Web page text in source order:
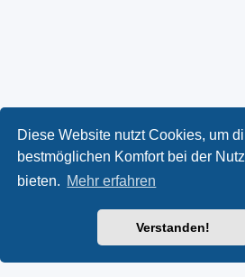
Diese Website nutzt Cookies, um
bestmöglichen Komfort bei der
bieten. Mehr erfahren
Verstanden!